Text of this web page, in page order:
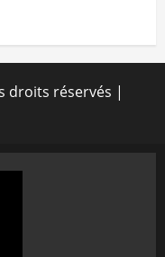
droits réservés |